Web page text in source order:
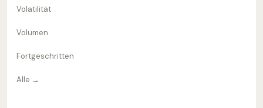
Volatilität
Volumen
Fortgeschritten
Alle →